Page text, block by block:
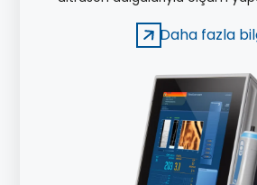
cihazdır.
Daha fazla